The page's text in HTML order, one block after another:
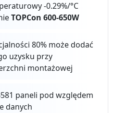
-0.29%/°C
TOPCon 600-650W
80% może dodać
uzysku przy
montażowej
paneli pod względem
danych